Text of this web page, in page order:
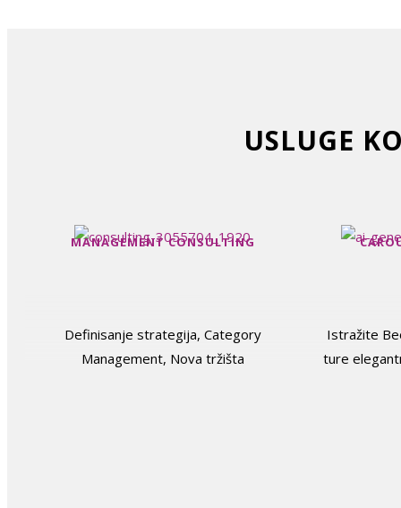
USLUGE
MANAGEMENT CONSULTING
Definisanje strategija, Category
Management, Nova tržišta
Istražite
ture